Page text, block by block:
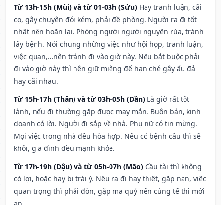
Từ 13h-15h (Mùi) và từ 01-03h (Sửu) Hay tranh luận, cãi
cọ, gây chuyện đói kém, phải đề phòng. Người ra đi tốt
nhất nên hoãn lại. Phòng người người nguyền rủa, tránh
lây bệnh. Nói chung những việc như hội họp, tranh luận,
việc quan,…nên tránh đi vào giờ này. Nếu bắt buộc phải
đi vào giờ này thì nên giữ miệng để hạn ché gây ẩu đả
hay cãi nhau.
Từ 15h-17h (Thân) và từ 03h-05h (Dần) Là giờ rất tốt
lành, nếu đi thường gặp được may mắn. Buôn bán, kinh
doanh có lời. Người đi sắp về nhà. Phụ nữ có tin mừng.
Mọi việc trong nhà đều hòa hợp. Nếu có bệnh cầu thì sẽ
khỏi, gia đình đều mạnh khỏe.
Từ 17h-19h (Dậu) và từ 05h-07h (Mão) Cầu tài thì không
có lợi, hoặc hay bị trái ý. Nếu ra đi hay thiệt, gặp nạn, việc
quan trọng thì phải đòn, gặp ma quỷ nên cúng tế thì mới